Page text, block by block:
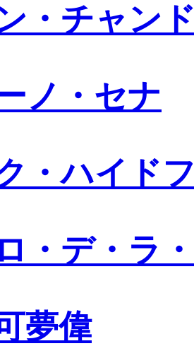
・チャン
ノ・セナ
・ハイド
・デ・ラ
夢偉